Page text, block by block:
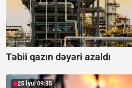
Təbii qazın dəyəri azaldı
25 İyul 09:35